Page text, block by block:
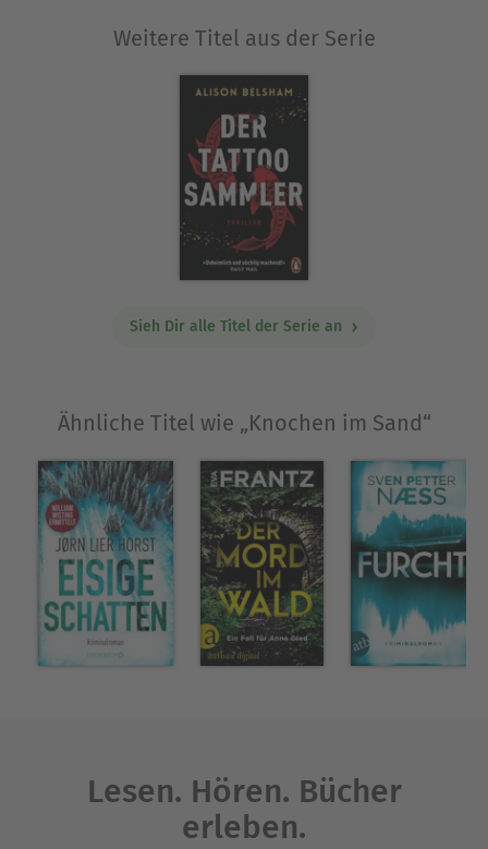
Weitere Titel aus der Serie
Sieh Dir alle Titel der Serie an
Ähnliche Titel wie „Knochen im Sand“
Lesen. Hören. Bücher
erleben.